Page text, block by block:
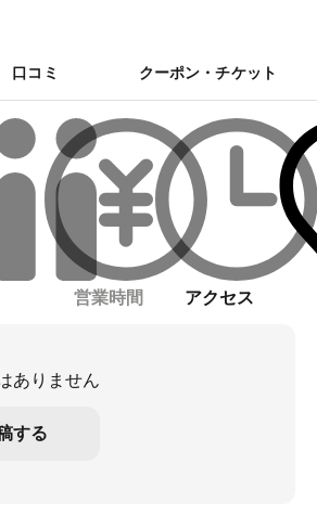
口コミ クーポン・チケット
営業時間 アクセス
ありません
する